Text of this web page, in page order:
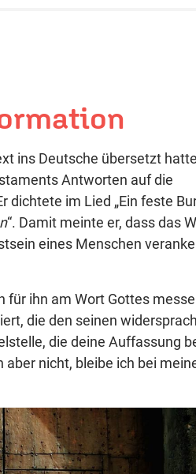
ins Deutsche übersetzt
Antworten auf die
dichtete im Lied „Ein feste
“. Damit meinte er, dass das
eines Menschen
für ihn am Wort Gottes
die den seinen
die deine Auffassung
nicht, bleibe ich bei